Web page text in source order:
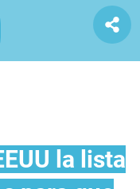
la lista